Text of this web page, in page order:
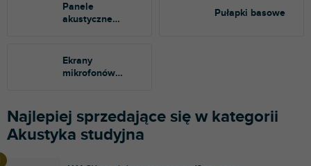
Panele
akustyczne
Pułapki basowe
Ekrany
mikrofonów
Najlepiej sprzedające się w kategorii
Akustyka studyjna